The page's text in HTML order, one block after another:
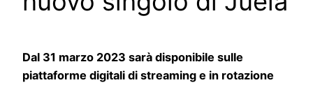
Dal 31 marzo 2023 sarà disponibile sulle
piattaforme digitali di streaming e in rotazione